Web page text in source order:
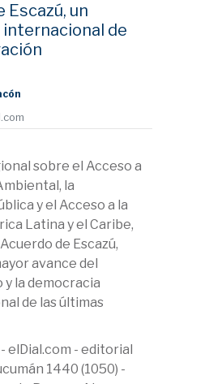
Escazú, un
de
sobre el Acceso a
la
y el Acceso a la
Latina y el Caribe,
de Escazú,
avance del
la democracia
de las últimas
elDial.com - editorial
1440 (1050) -